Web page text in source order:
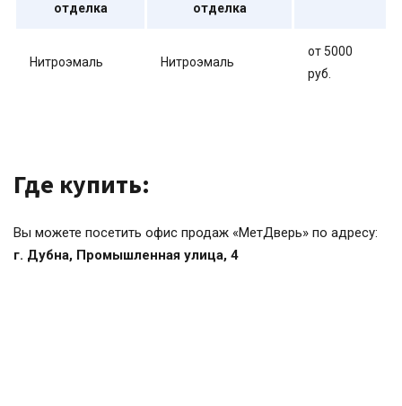
отделка
отделка
Нитроэмаль Нитроэмаль
от 5000
руб.
Где купить:
Вы можете посетить офис продаж «МетДверь» по адресу:
г. Дубна, Промышленная улица, 4